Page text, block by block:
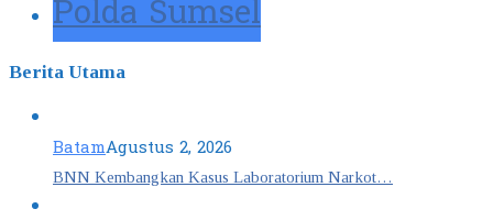
Polda Sumsel
Berita Utama
BatamAgustus 2, 2026
BNN Kembangkan Kasus Laboratorium Narkot…